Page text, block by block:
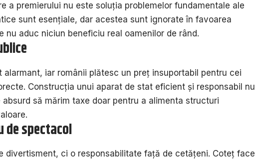
a premierului nu este soluția problemelor fundamentale ale
sunt esențiale, dar acestea sunt ignorate în favoarea
nu aduc niciun beneficiu real oamenilor de rând.
alarmant, iar românii plătesc un preț insuportabil pentru cei
Construcția unui aparat de stat eficient și responsabil nu
să mărim taxe doar pentru a alimenta structuri
de spectacol
divertisment, ci o responsabilitate față de cetățeni. Coteț face